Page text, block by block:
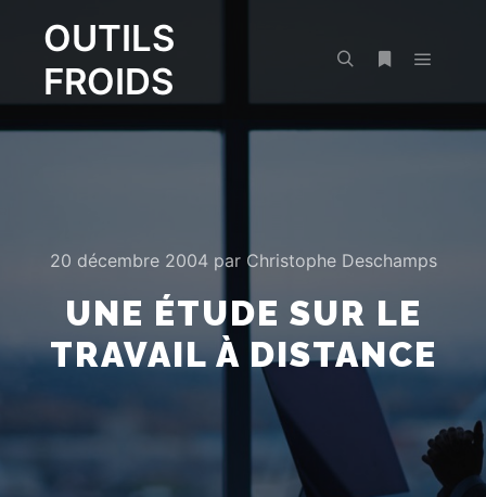
OUTILS
FROIDS
20 décembre 2004par Christophe Deschamps
UNE ÉTUDE SUR LE
TRAVAIL À DISTANCE